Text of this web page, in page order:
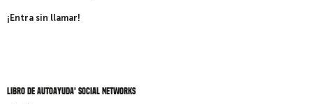
¡Entra sin llamar!
libro de autoayuda' social networks